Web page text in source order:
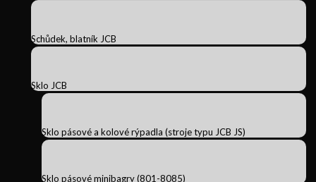
Schůdek, blatník JCB
Sklo JCB
Sklo pásové a kolové rýpadla (stroje typu JCB JS)
Sklo pásové minibagry (801-8085)